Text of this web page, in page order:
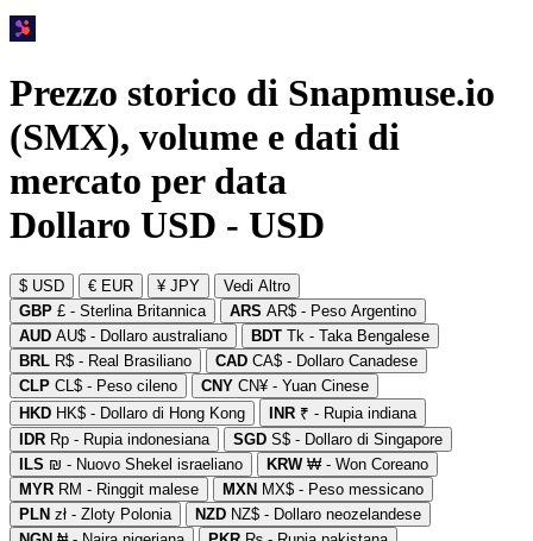
Prezzo storico di Snapmuse.io
(SMX), volume e dati di
mercato per data
Dollaro USD - USD
$ USD € EUR ¥ JPY
Vedi Altro
GBP £ - Sterlina Britannica ARS AR$ - Peso Argentino
AUD AU$ - Dollaro australiano BDT Tk - Taka Bengalese
BRL R$ - Real Brasiliano CAD CA$ - Dollaro Canadese
CLP CL$ - Peso cileno CNY CN¥ - Yuan Cinese
HKD HK$ - Dollaro di Hong Kong INR ₹ - Rupia indiana
IDR Rp - Rupia indonesiana SGD S$ - Dollaro di Singapore
ILS ₪ - Nuovo Shekel israeliano KRW₩ - Won Coreano
MYR RM - Ringgit malese MXN MX$ - Peso messicano
PLN zł - Zloty Polonia NZD NZ$ - Dollaro neozelandese